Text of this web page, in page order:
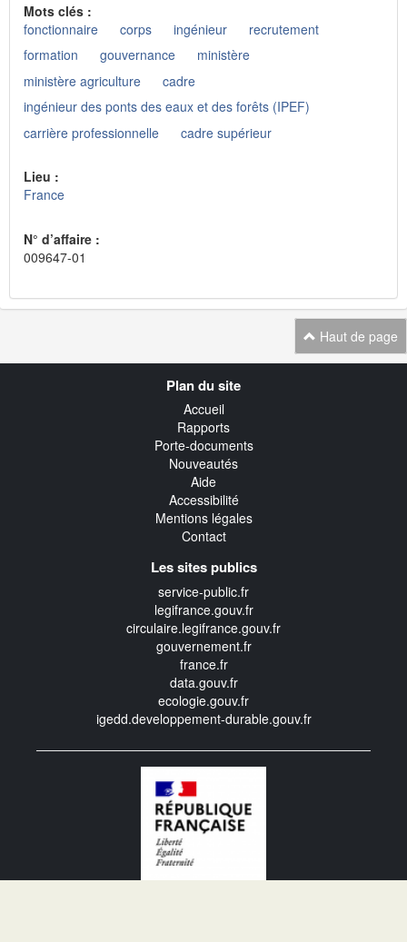
Mots clés :
fonctionnaire
corps ingénieur
recrutement
formation
gouvernance
ministère
ministère agriculture
cadre
ingénieur des ponts des eaux et des forêts (IPEF)
carrière professionnelle
cadre supérieur
Lieu :
France
N° d’affaire :
009647-01
Haut de page
Plan du site
Accueil
Rapports
Porte-documents
Nouveautés
Aide
Accessibilité
Mentions légales
Contact
Les sites publics
service-public.fr
legifrance.gouv.fr
circulaire.legifrance.gouv.fr
gouvernement.fr
france.fr
data.gouv.fr
ecologie.gouv.fr
igedd.developpement-durable.gouv.fr